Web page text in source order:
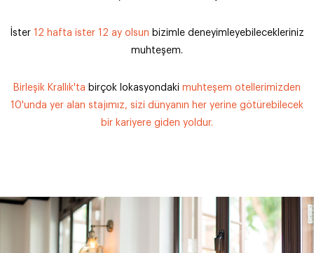
İster 12 hafta ister 12 ay olsun bizimle deneyimleyebilecekleriniz
muhteşem.
Birleşik Krallık'ta birçok lokasyondaki muhteşem otellerimizden
10'unda yer alan stajımız, sizi dünyanın her yerine götürebilecek
bir kariyere giden yoldur.